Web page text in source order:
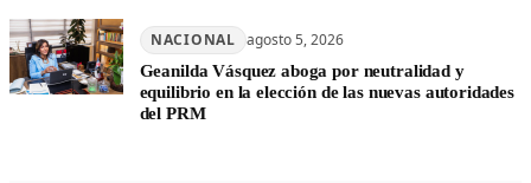
NACIONAL agosto 5, 2026
Geanilda Vásquez aboga por neutralidad y
equilibrio en la elección de las nuevas autoridades
del PRM